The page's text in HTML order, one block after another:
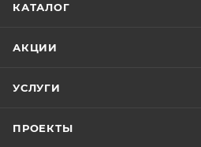
КАТАЛОГ
АКЦИИ
УСЛУГИ
ПРОЕКТЫ